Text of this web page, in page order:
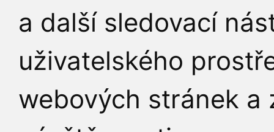
a další sledovací
uživatelského
webových stránek a